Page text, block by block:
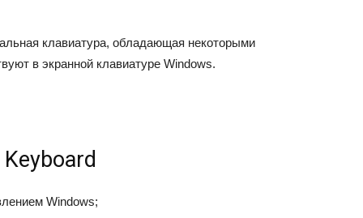
клавиатура, обладающая некоторыми
в экранной клавиатуре Windows.
Windows;